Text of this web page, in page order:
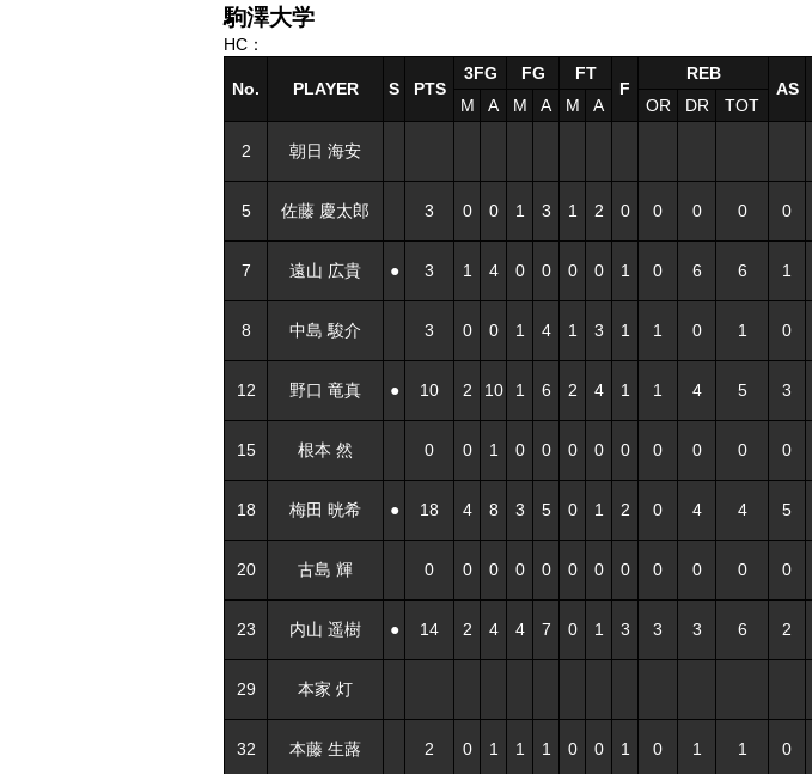
駒澤大学
HC：
No. PLAYER S PTS
3FG FG
FT
F
REB
AS
M
A M A M A OR DR TOT
2 朝日 海安
5 佐藤 慶太郎 3 0 0 1 3 1 2 0 0 0 0 0
7 遠山 広貴 ● 3 1 4 0 0 0 0 1 0 6 6 1
8 中島 駿介 3 0 0 1 4 1 3 1 1 0 1 0
12 野口 竜真 ● 10 2 10 1 6 2 4 1 1 4 5 3
15 根本 然 0 0 1 0 0 0 0 0 0 0 0 0
18 梅田 晄希 ● 18 4 8 3 5 0 1 2 0 4 4 5
20 古島 輝 0 0 0 0 0 0 0 0 0 0 0 0
23 内山 遥樹 ● 14 2 4 4 7 0 1 3 3 3 6 2
29 本家 灯
32 本藤 生蕗 2 0 1 1 1 0 0 1 0 1 1 0